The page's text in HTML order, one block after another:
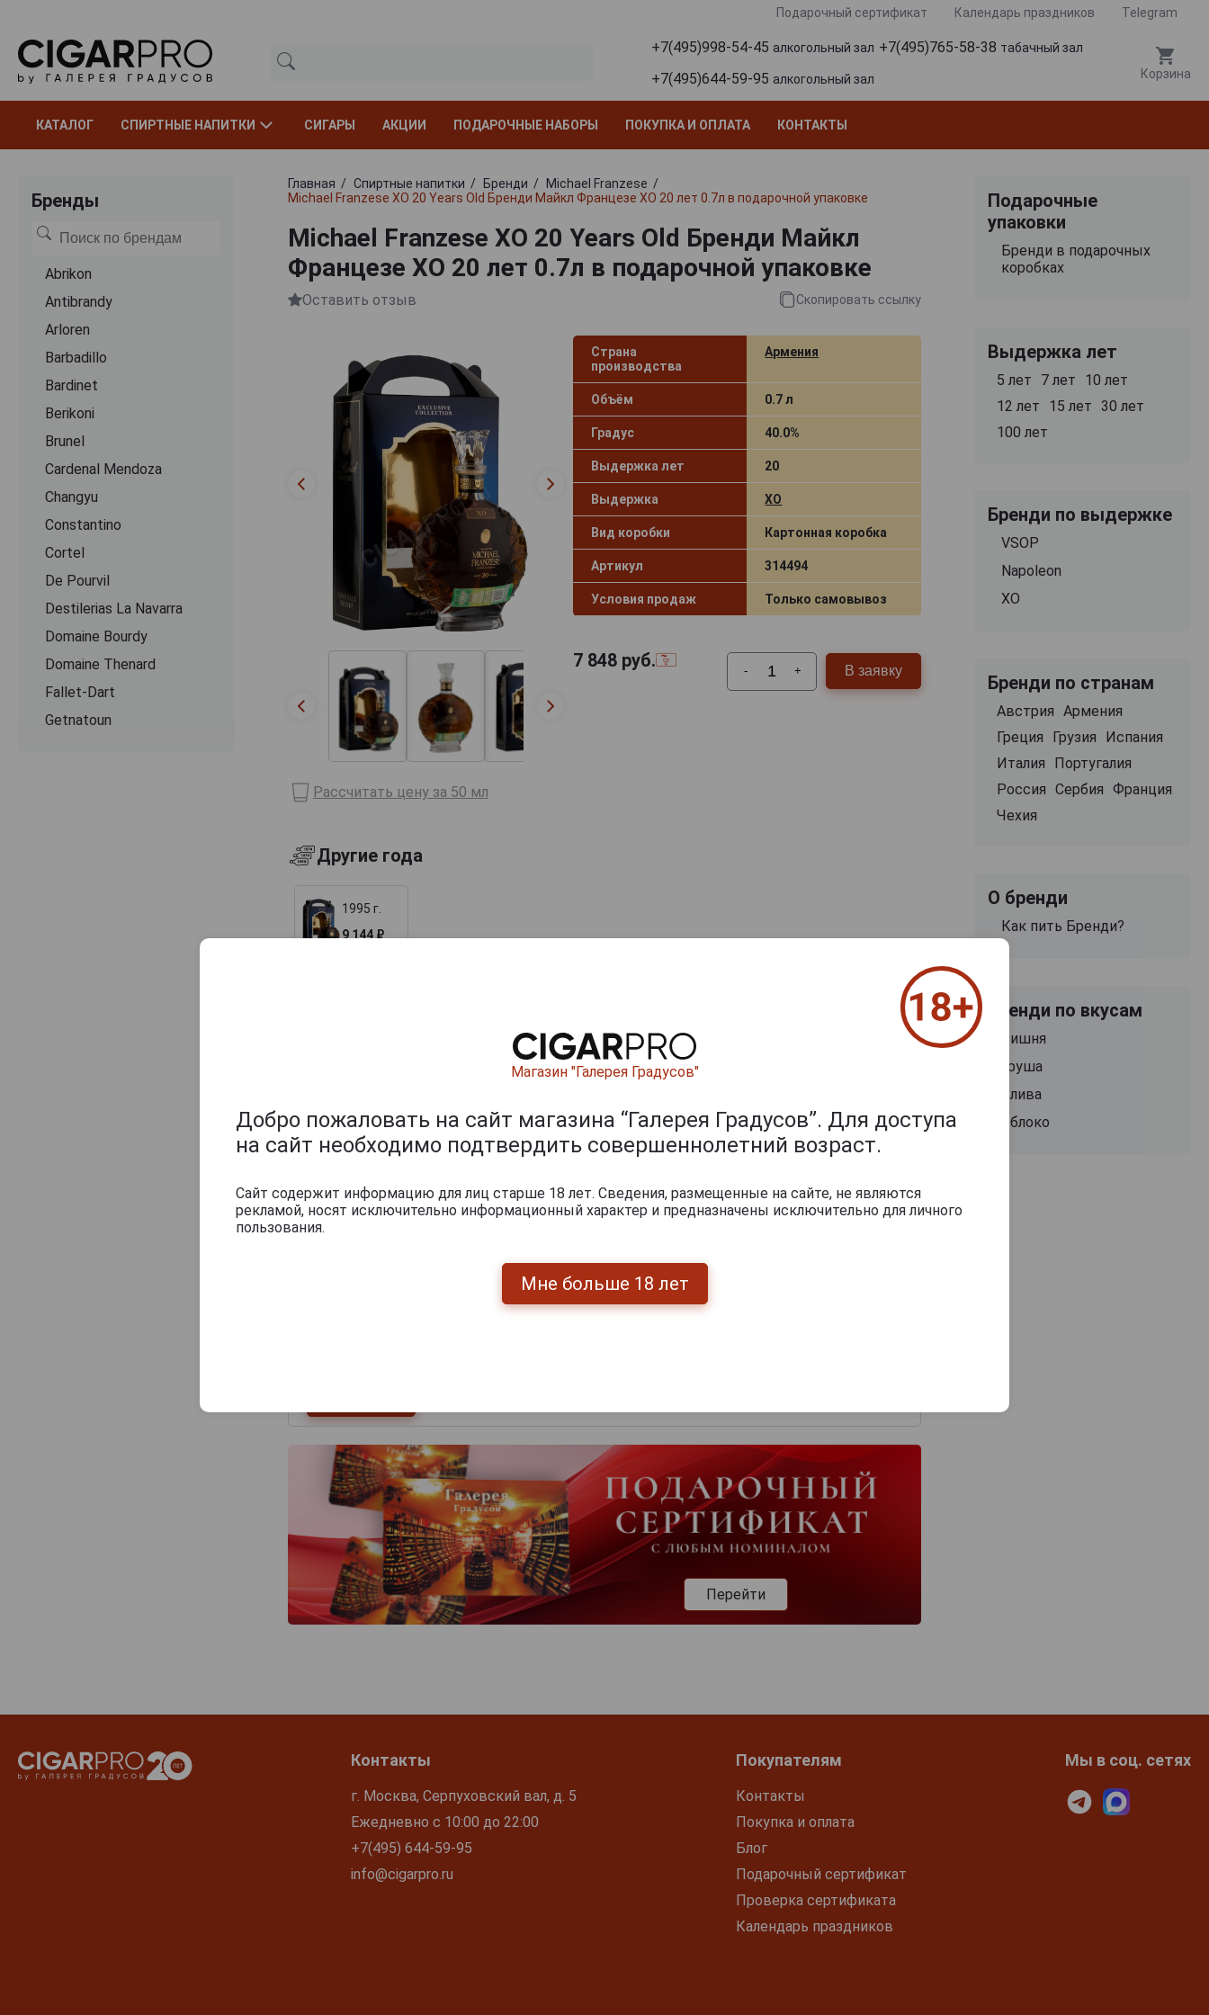
Подарочный сертификат Календарь праздников Telegram
+7(495)998-54-45 алкогольный зал +7(495)765-58-38 табачный зал
+7(495)644-59-95 алкогольный зал Корзина
КАТАЛОГ СПИРТНЫЕ НАПИТКИ СИГАРЫ АКЦИИ ПОДАРОЧНЫЕ НАБОРЫ ПОКУПКА И ОПЛАТА КОНТАКТЫ
Бренды
Abrikon
Antibrandy
Arloren
Barbadillo
Bardinet
Berikoni
Brunel
Cardenal Mendoza
Changyu
Constantino
Cortel
De Pourvil
Destilerias La Navarra
Domaine Bourdy
Domaine Thenard
Fallet-Dart
Getnatoun
Фанагория
Главная Спиртные напитки Бренди
Michael Franzese
Michael Franzese XO 20 Years Old Бренди Майкл Францезе ХО 20 лет 0.7л в подарочной упаковке
Michael Franzese XO 20 Years Old Бренди Майкл
Францезе ХО 20 лет 0.7л в подарочной упаковке
Оставить отзыв Скопировать ссылку
Страна
производства
Армения
Объём 0.7 л
Градус 40.0%
Выдержка лет 20
Выдержка XO
Вид коробки Картонная коробка
Артикул 314494
Условия продаж Только самовывоз
7 848руб. - + В заявку
Рассчитать цену за 50 мл
Другие года
1995 г.
9 144 ₽
Перейти
Подарочные
упаковки
Бренди в подарочных
коробках
Выдержка лет
5 лет 7 лет
10 лет
12 лет
15 лет 30 лет
100 лет
Бренди по выдержке
VSOP
Napoleon
XO
Бренди по странам
Австрия Армения
Греция
Грузия
Испания
Италия
Португалия
Россия Сербия Франция
Чехия
О бренди
Как пить Бренди?
Бренди по вкусам
Вишня
Груша
Слива
Яблоко
Контакты
г. Москва, Серпуховский вал, д. 5
Ежедневно с 10:00 до 22:00
+7(495) 644-59-95
info@cigarpro.ru
Покупателям
Контакты
Покупка и оплата
Блог
Подарочный сертификат
Проверка сертификата
Календарь праздников
Мы в соц. сетях
Магазин "Галерея Градусов"
Добро пожаловать на сайт магазина “Галерея Градусов”. Для доступа
на сайт необходимо подтвердить совершеннолетний возраст.
Сайт содержит информацию для лиц старше 18 лет. Сведения, размещенные на сайте, не являются
рекламой, носят исключительно информационный характер и предназначены исключительно для личного
пользования.
Мне больше 18 лет